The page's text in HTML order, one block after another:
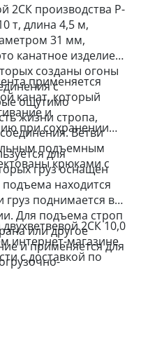
2СК производства Р-
т, длина 4,5 м,
31 мм,
канатное изделие с
созданы огоны
с
ощутимо
жизни стропа,
Ветви
подъемным
крюками с
применяется
канат, который
и
при сохранении
для
груз оснащен
находится
груз поднимается в
Для подъема строп
или другое
и применяется для
2СК 10,0
интернет-магазине
с доставкой по